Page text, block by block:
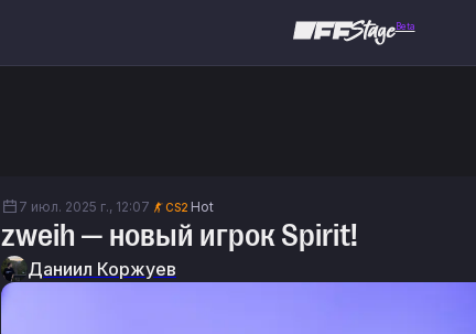
Beta
7 июл. 2025 г., 12:07 CS2 Hot
zweih — новый игрок Spirit!
Даниил Коржуев